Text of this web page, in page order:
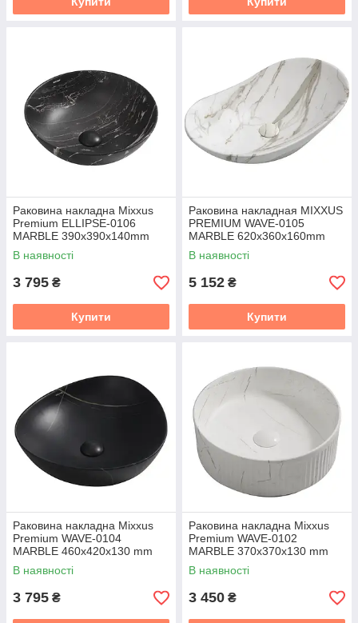
Раковина накладна Mixxus
Premium ELLIPSE-0106
MARBLE 390х390х140mm
(MP6533)
В наявності
3 795 ₴
Купити
Раковина накладная MIXXUS
PREMIUM WAVE-0105
MARBLE 620х360х160mm
(MP6559)
В наявності
5 152 ₴
Купити
Раковина накладна Mixxus
Premium WAVE-0104
MARBLE 460х420х130 mm
(MP6534)
В наявності
3 795 ₴
Раковина накладна Mixxus
Premium WAVE-0102
MARBLE 370х370х130 mm
(MP6528)
В наявності
3 450 ₴